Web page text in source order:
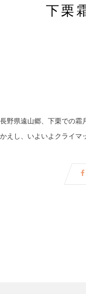
下栗
長野県遠山郷、下栗での霜
かえし、いよいよクライマ